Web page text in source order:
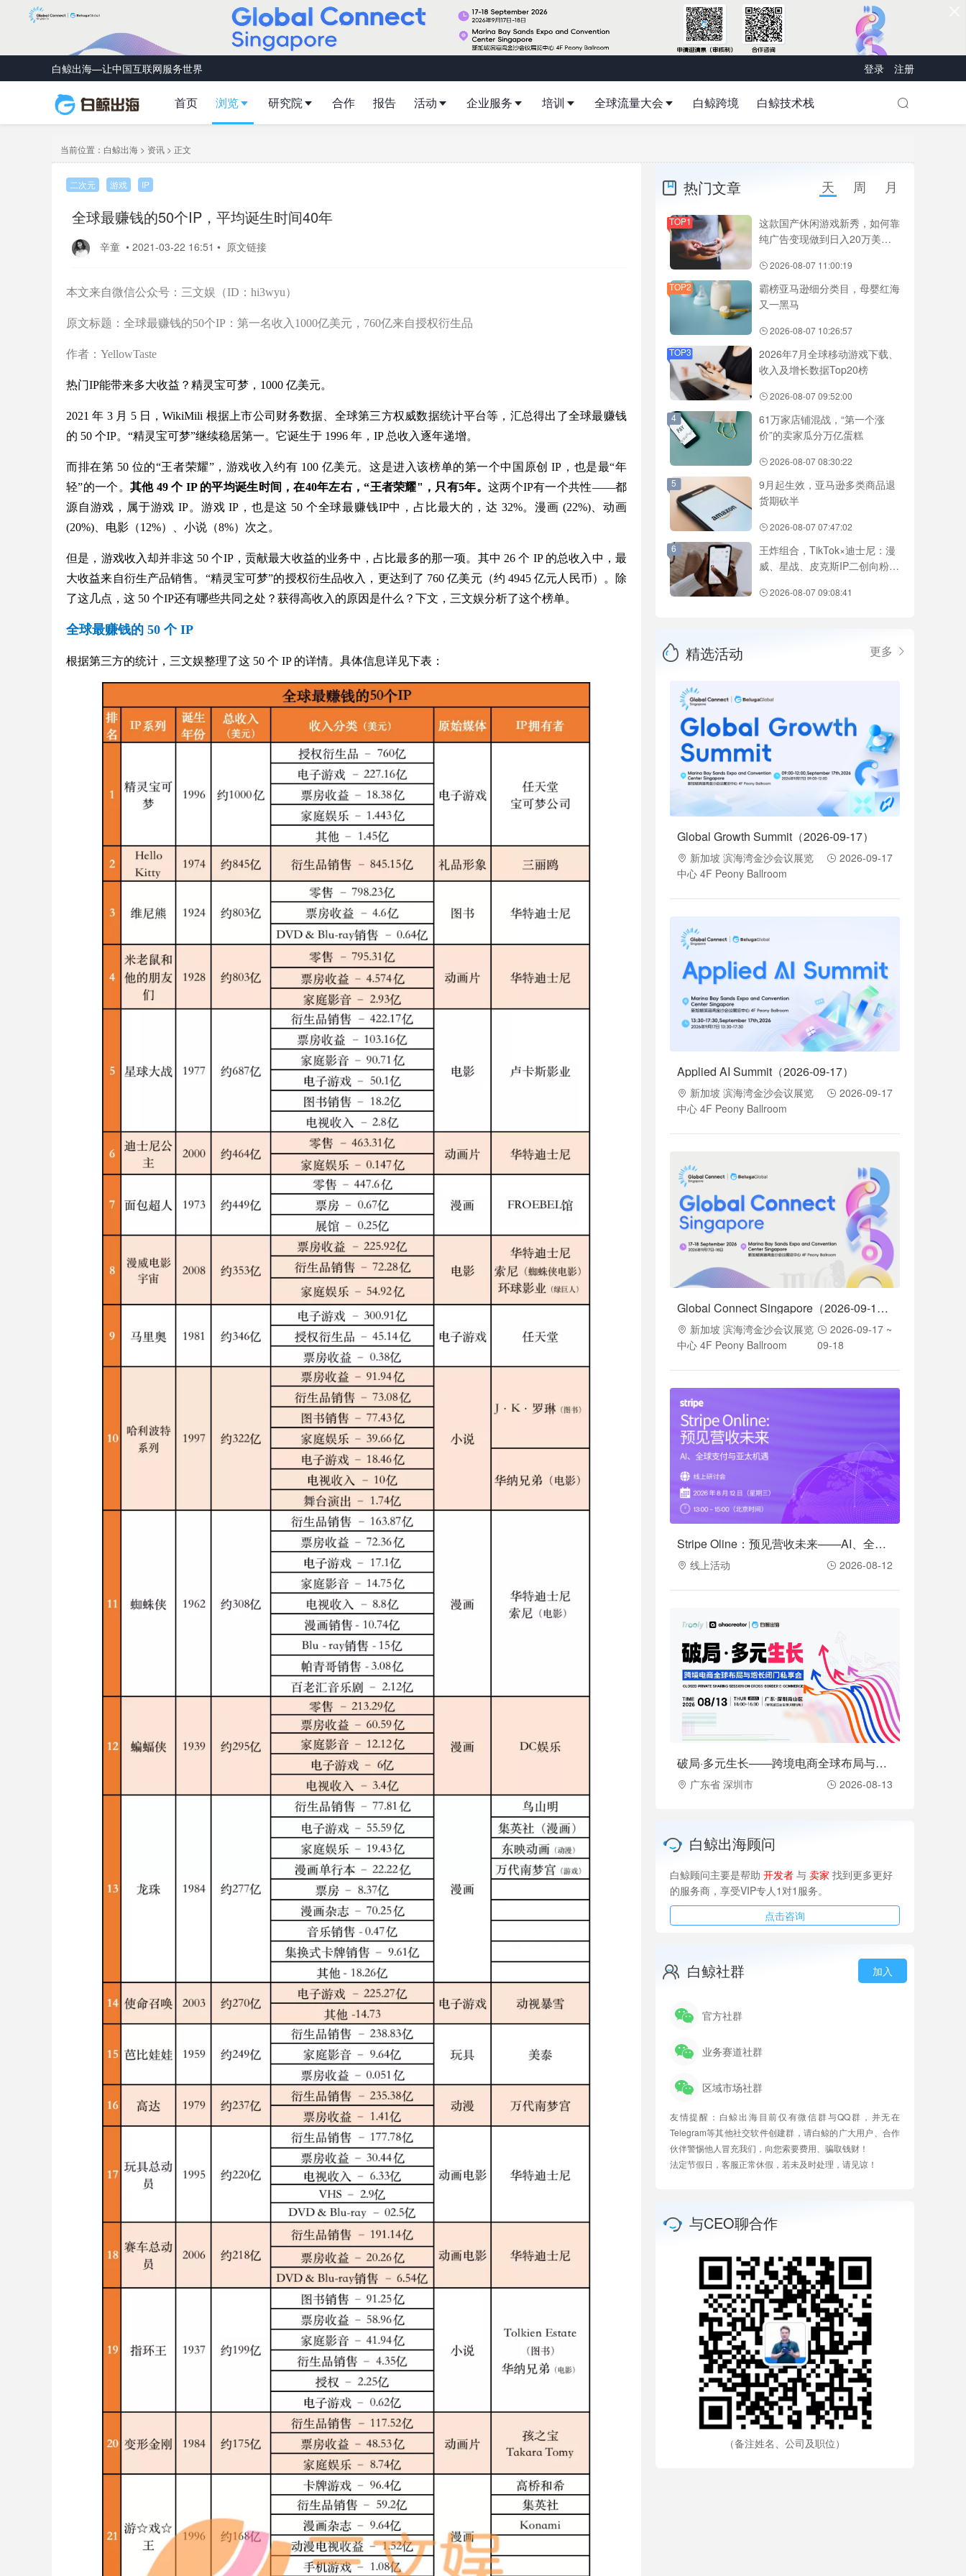
白鲸出海—让中国互联网服务世界 登录 注册
首页 浏览 研究院 合作 报告 活动 企业服务 培训 全球流量大会 白鲸跨境 白鲸技术栈
当前位置： 白鲸出海 > 资讯 > 正文
二次元 游戏 IP
全球最赚钱的50个IP，平均诞生时间40年
辛童 • 2021-03-22 16:51 • 原文链接
本文来自微信公众号：三文娱（ID：hi3wyu）
原文标题：全球最赚钱的50个IP：第一名收入1000亿美元，760亿来自授权衍生品
作者：YellowTaste
热门IP能带来多大收益？精灵宝可梦，1000 亿美元。
2021 年 3 月 5 日，WikiMili 根据上市公司财务数据、全球第三方权威数据统计平台等，汇总得出了全球最赚钱
的 50 个IP。“精灵宝可梦”继续稳居第一。它诞生于 1996 年，IP 总收入逐年递增。
而排在第 50 位的“王者荣耀”，游戏收入约有 100 亿美元。这是进入该榜单的第一个中国原创 IP，也是最“年
轻”的一个。 其他 49 个 IP 的平均诞生时间，在40年左右，“王者荣耀"，只有5年。 这两个IP有一个共性——都
源自游戏，属于游戏 IP。游戏 IP，也是这 50 个全球最赚钱IP中，占比最大的，达 32%。漫画 (22%)、动画
(20%)、电影（12%）、小说（8%）次之。
但是，游戏收入却并非这 50 个IP，贡献最大收益的业务中，占比最多的那一项。其中 26 个 IP 的总收入中，最
大收益来自衍生产品销售。“精灵宝可梦”的授权衍生品收入，更达到了 760 亿美元（约 4945 亿元人民币）。除
了这几点，这 50 个IP还有哪些共同之处？获得高收入的原因是什么？下文，三文娱分析了这个榜单。
全球最赚钱的 50 个 IP
根据第三方的统计，三文娱整理了这 50 个 IP 的详情。具体信息详见下表：
热门文章 天 周 月
TOP1
这款国产休闲游戏新秀，如何靠
纯广告变现做到日入20万美
2026-08-07 11:00:19
TOP2
霸榜亚马逊细分类目，母婴红海
又一黑马
2026-08-07 10:26:57
TOP3
2026年7月全球移动游戏下载、
收入及增长数据Top20榜
2026-08-07 09:52:00
4
61万家店铺混战，“第一个涨
价”的卖家瓜分万亿蛋糕
2026-08-07 08:30:22
5
9月起生效，亚马逊多类商品退
货期砍半
2026-08-07 07:47:02
6
王炸组合，TikTok×迪士尼：漫
威、星战、皮克斯IP二创向粉丝
2026-08-07 09:08:41
精选活动 更多
Global Growth Summit（2026-09-17）
新加坡 滨海湾金沙会议展览
中心 4F Peony Ballroom
2026-09-17
Applied AI Summit（2026-09-17）
新加坡 滨海湾金沙会议展览
中心 4F Peony Ballroom
2026-09-17
Global Connect Singapore（2026-09-17至2026-09-18）
新加坡 滨海湾金沙会议展览
中心 4F Peony Ballroom
2026-09-17 ~
09-18
Stripe Oline：预见营收未来——AI、全球支付与亚太机遇（2026-08-12）
线上活动 2026-08-12
破局·多元生长——跨境电商全球布局与增长闭门私享会（2026-08-13）
广东省 深圳市 2026-08-13
白鲸出海顾问
白鲸顾问主要是帮助 开发者 与 卖家 找到更多更好
的服务商，享受VIP专人1对1服务。
点击咨询
白鲸社群 加入
官方社群
业务赛道社群
区域市场社群
友情提醒：白鲸出海目前仅有微信群与QQ群，并无在
Telegram等其他社交软件创建群，请白鲸的广大用户、合作
伙伴警惕他人冒充我们，向您索要费用、骗取钱财！
法定节假日，客服正常休假，若未及时处理，请见谅！
与CEO聊合作
（备注姓名、公司及职位）